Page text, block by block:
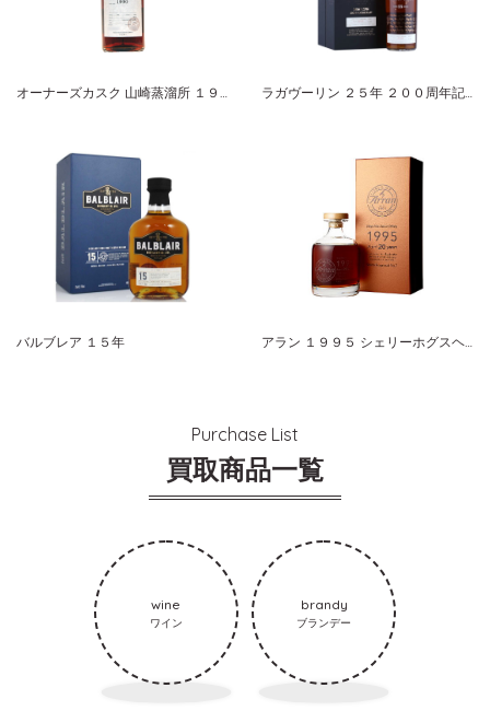
オーナーズカスク 山崎蒸溜所 １９９０-２００７ ホグスヘッド サントリーシングルカスクウイスキー ラガヴーリン ２５年 ２００周年記念ボトル
バルブレア １５年 アラン １９９５ シェリーホグスヘッド ２０周年記念 デカンタ
Purchase List
買取商品一覧
wine
ワイン
brandy
ブランデー